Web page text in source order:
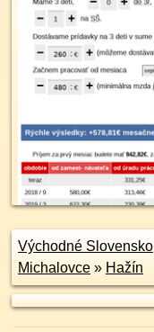
Východné Slovensko
Michalovce » Hažín